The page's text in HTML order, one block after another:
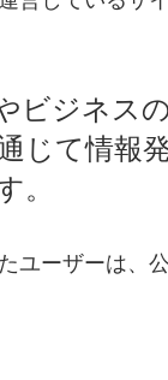
ビジネス
じて情報
ユーザーは、